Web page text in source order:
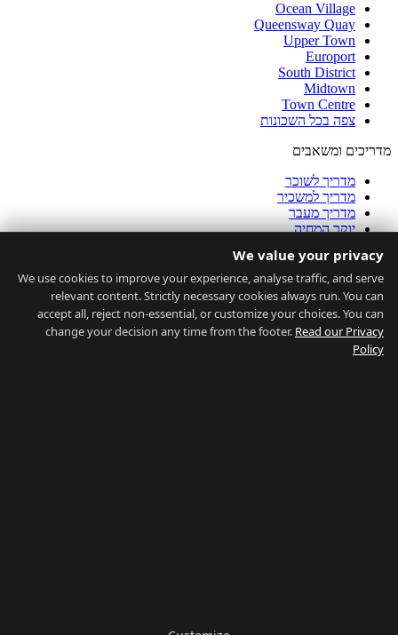
Ocean Village
Queensway Quay
Upper Town
Europort
South District
Midtown
Town Centre
צפה בכל השכונות
מדריכים ומשאבים
מדריך לשוכר
מדריך למשכיר
מדריך מעבר
יוקר המחיה
תחבורה
מחשבון יכולת הרכישה
נתוני שוק
אודות
אודות
We value your privacy
We use cookies to improve your experience, analyse traffic, and serve
relevant content. Strictly necessary cookies always run. You can
accept all, reject non-essential, or customize your choices. You can
change your decision any time from the footer. Read our Privacy
Policy